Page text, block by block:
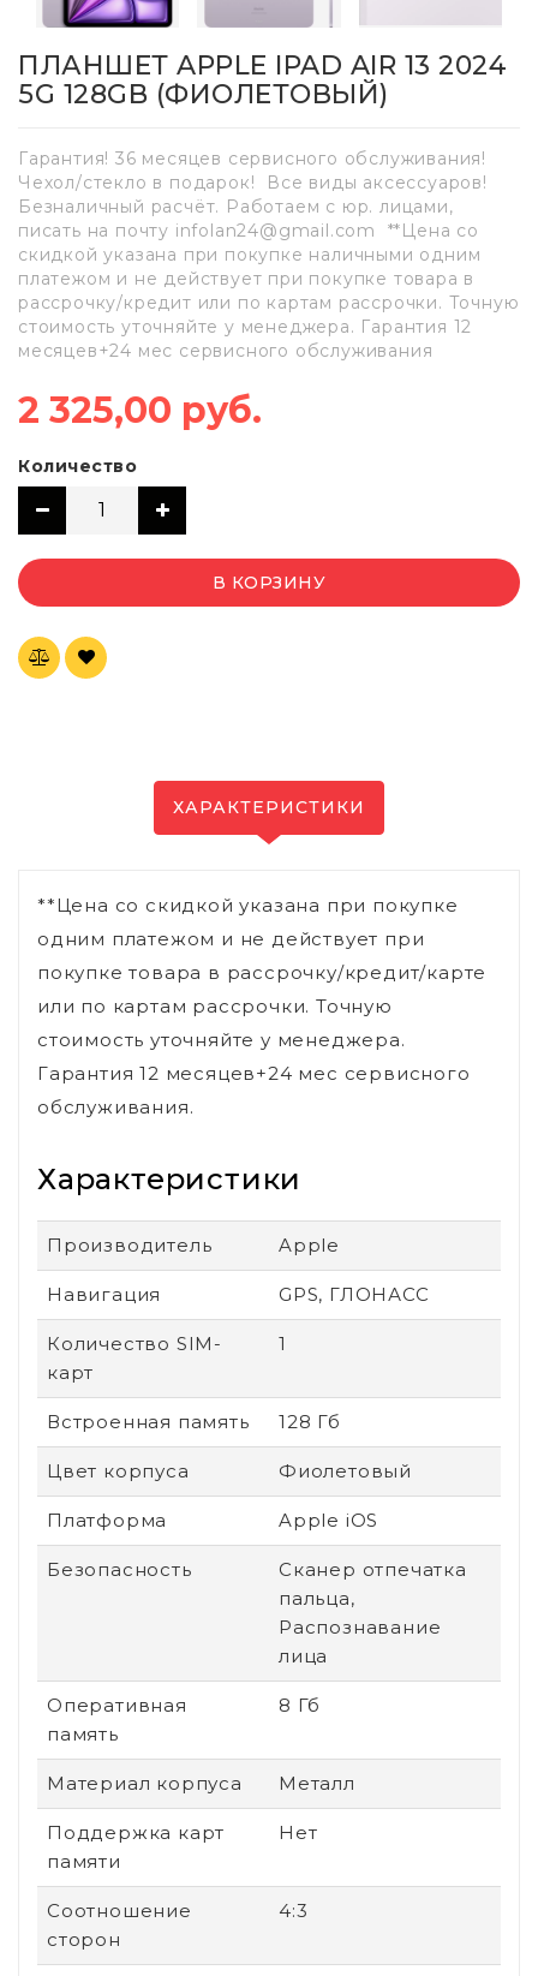
ПЛАНШЕТ APPLE IPAD AIR 13 2024
5G 128GB (ФИОЛЕТОВЫЙ)
Гарантия! 36 месяцев сервисного обслуживания!
Чехол/стекло в подарок! Все виды аксессуаров!
Безналичный расчёт. Работаем с юр. лицами,
писать на почту infolan24@gmail.com **Цена со
скидкой указана при покупке наличными одним
платежом и не действует при покупке товара в
рассрочку/кредит или по картам рассрочки. Точную
стоимость уточняйте у менеджера. Гарантия 12
месяцев+24 мес сервисного обслуживания
2 325,00 руб.
Количество
В КОРЗИНУ
ХАРАКТЕРИСТИКИ
**Цена со скидкой указана при покупке
одним платежом и не действует при
покупке товара в рассрочку/кредит/карте
или по картам рассрочки. Точную
стоимость уточняйте у менеджера.
Гарантия 12 месяцев+24 мес сервисного
обслуживания.
Характеристики
Производитель Apple
Навигация GPS, ГЛОНАСС
Количество SIM-
карт
1
Встроенная память 128 Гб
Цвет корпуса Фиолетовый
Платформа Apple iOS
Безопасность
Сканер отпечатка
пальца,
Распознавание
лица
Оперативная
память
8 Гб
Материал корпуса Металл
Поддержка карт
памяти
Нет
Соотношение
сторон
4:3